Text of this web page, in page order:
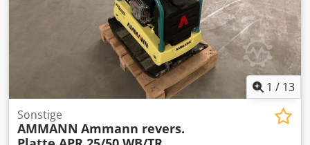
1 / 13
Sonstige
AMMANN Ammann revers.